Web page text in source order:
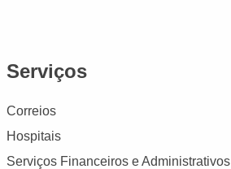
Serviços
Correios
Hospitais
Serviços Financeiros e Administrativos